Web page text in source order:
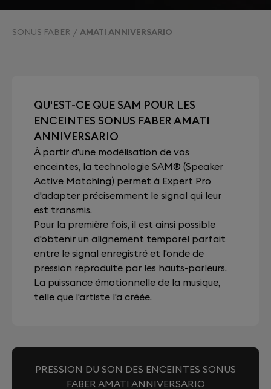
SONUS FABER AMATI ANNIVERSARIO
QU'EST-CE QUE SAM POUR LES
ENCEINTES SONUS FABER AMATI
ANNIVERSARIO
À partir d'une modélisation de vos
enceintes, la technologie SAM® (Speaker
Active Matching) permet à Expert Pro
d'adapter précisemment le signal qui leur
est transmis.
Pour la première fois, il est ainsi possible
d'obtenir un alignement temporel parfait
entre le signal enregistré et l'onde de
pression reproduite par les hauts-parleurs.
La puissance émotionnelle de la musique,
telle que l'artiste l'a créée.
PRESSION DU SON DES ENCEINTES SONUS
FABER AMATI ANNIVERSARIO